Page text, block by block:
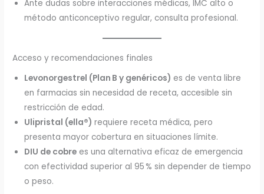
Ante dudas sobre interacciones médicas, IMC alto o
método anticonceptivo regular, consulta profesional.
Acceso y recomendaciones finales
Levonorgestrel (Plan B y genéricos) es de venta libre
en farmacias sin necesidad de receta, accesible sin
restricción de edad.
Ulipristal (ella®) requiere receta médica, pero
presenta mayor cobertura en situaciones límite.
DIU de cobre es una alternativa eficaz de emergencia
con efectividad superior al 95 % sin depender de tiempo
o peso.